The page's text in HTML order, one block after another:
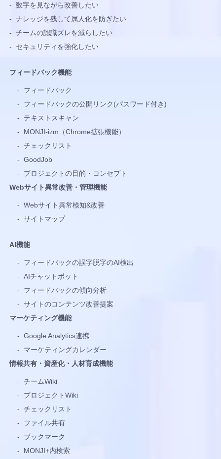
- 数字を見ながら改善したい
- ナレッジを残して属人化を防ぎたい
- チームの認識ズレを減らしたい
-
セキュリティを強化したい
フィードバック機能
-
フィードバック
-
フィードバックの公開リンク(パスワード付き)
-
テキストスキャン
-
MONJI-izm（Chrome拡張機能）
- チェックリスト
- GoodJob
-
プロジェクトの目的・コンセプト
Webサイト異常改善・管理機能
- Webサイト異常検知&改善
- サイトマップ
AI機能
-
フィードバックの誤字脱字のAI検出
- AIチャットボット
-
フィードバックの傾向分析
- サイトのコンテンツ改善提案
マーケティング機能
- Google Analytics連携
-
マーケティングカレンダー
情報共有・資産化・人材育成機能
- チームWiki
-
プロジェクトWiki
- チェックリスト
-
ファイル共有
-
ブックマーク
-
MONJI+内検索